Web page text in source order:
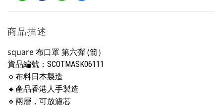
商品描述
square 布口罩 第六彈 (箭）
貨品編號：SCOTMASK06111
🔹 布料日本製造
🔹 產品香港人手製造
🔹 兩層，可放濾芯